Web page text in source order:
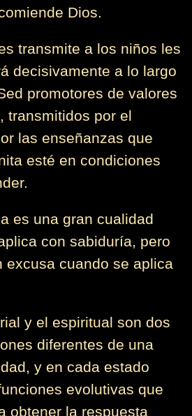
Dios.
transmite a los niños les
decisivamente a lo largo
promotores de valores
transmitidos por el
las enseñanzas que
esté en condiciones
es una gran cualidad
con sabiduría, pero
excusa cuando se aplica
y el espiritual son dos
diferentes de una
y en cada estado
evolutivas que
obtener la respuesta